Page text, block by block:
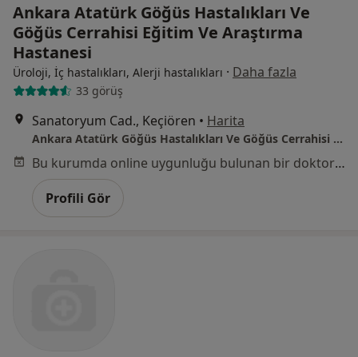
Ankara Atatürk Göğüs Hastalıkları Ve
Göğüs Cerrahisi Eğitim Ve Araştırma
Hastanesi
Üroloji, İç hastalıkları, Alerji hastalıkları · Daha fazla
33 görüş
Sanatoryum Cad., Keçiören • Harita
Ankara Atatürk Göğüs Hastalıkları Ve Göğüs Cerrahisi Eğitim Ve Araştırma Hastanesi
Bu kurumda online uygunluğu bulunan bir doktor veya uzman bulunamadı
Profili Gör